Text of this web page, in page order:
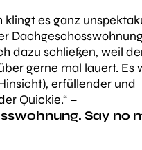
klingt es ganz
dazu schließen, weil
gerne mal lauert. Es
erfüllender und
Quickie.“ –
Say no